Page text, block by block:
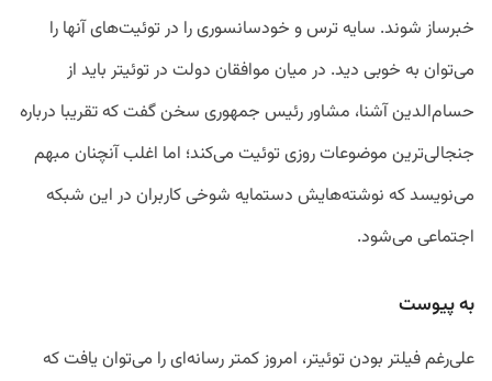
خبرساز شوند. سایه ترسو خودسانسوریرا در توئیتهایآنها را
میتوان به خوبی دید. در میان موافقان دولت در توئیتر باید از
حسامالدینآشنا، مشاوررئیس جمهوری سخنگفتکهتقریبا درباره
جنجالیترین موضوعاتروزی توئیت میکند؛ اما اغلبآنچنان مبهم
مینویسدکه نوشتههایش دستمایه شوخیکاربران در این شبکه
اجتماعی میشود.
بهپیوست
علیرغمفیلتر بودن توئیتر، امروزکمتررسانهایرا میتوانیافتکه